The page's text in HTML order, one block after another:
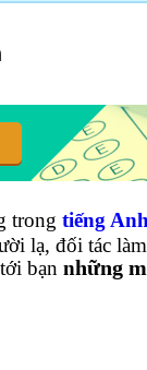
trong tiếng
lạ, đối tác
bạn những